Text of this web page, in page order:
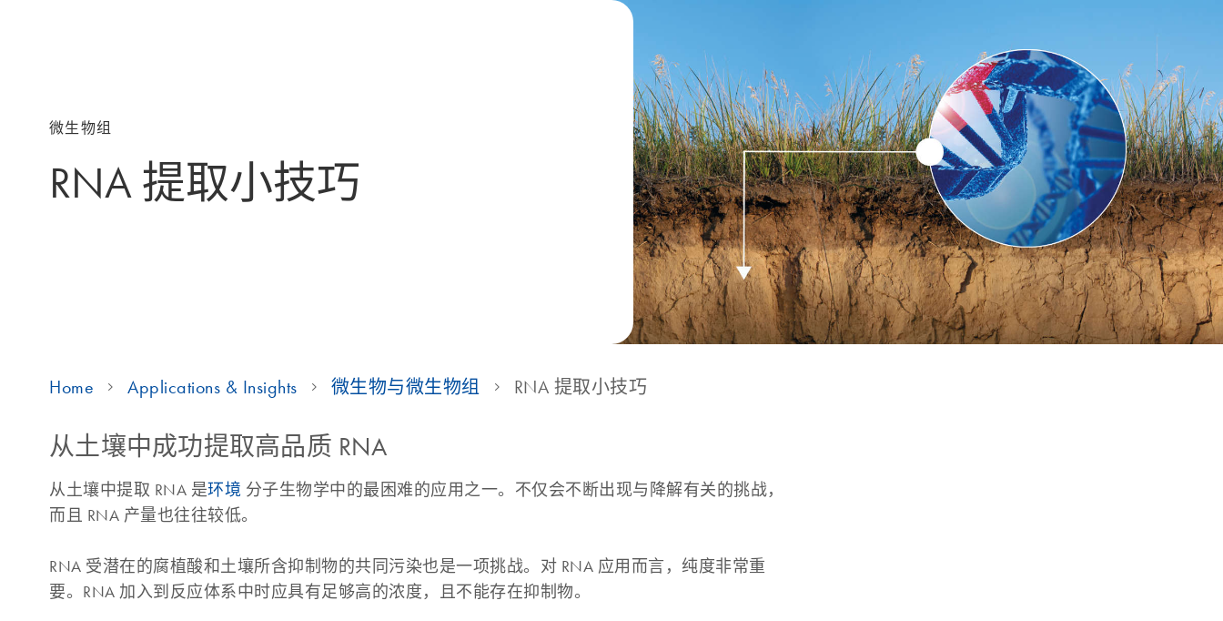
微生物组
RNA 提取小技巧
Home Applications & Insights 微生物与微生物组 RNA 提取小技巧
从土壤中成功提取高品质 RNA
从土壤中提取 RNA 是环境 分子生物学中的最困难的应用之一。不仅会不断出现与降解有关的挑战，
而且 RNA 产量也往往较低。
RNA 受潜在的腐植酸和土壤所含抑制物的共同污染也是一项挑战。对 RNA 应用而言，纯度非常重
要。RNA 加入到反应体系中时应具有足够高的浓度，且不能存在抑制物。